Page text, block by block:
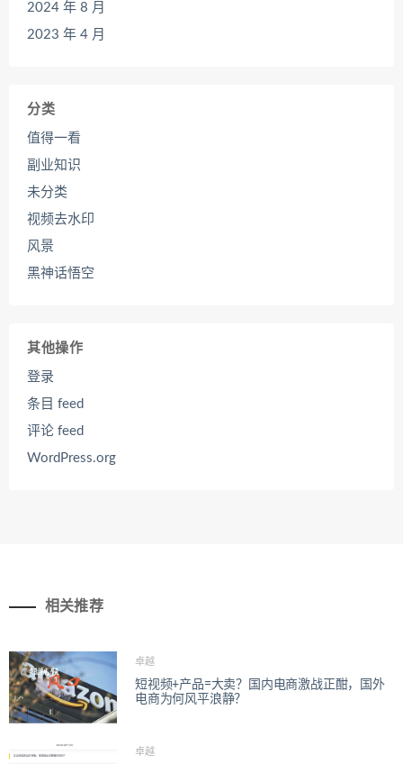
2024 年 8 月
2023 年 4 月
分类
值得一看
副业知识
未分类
视频去水印
风景
黑神话悟空
其他操作
登录
条目 feed
评论 feed
WordPress.org
相关推荐
卓越
短视频+产品=大卖？国内电商激战正酣，国外
电商为何风平浪静？
卓越